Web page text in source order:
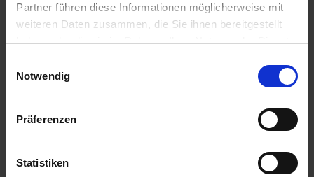
Partner führen diese Informationen möglicherweise mit
weiteren Daten zusammen, die Sie ihnen bereitgestellt
haben oder die sie im Rahmen Ihrer Nutzung der Dienste
Cookies, wenn Sie unsere Webseite weiterhin nutzen.
Notwendig
Präferenzen
Statistiken
Artikel Nr.:
Hochwertige, OEM-äquivalente Ersatz-Ventilführung.
Bewertungen